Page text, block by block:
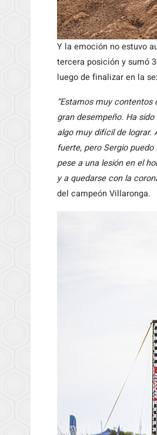
Y la emoción no estuvo
tercera posición y sumó
luego de finalizar en la
“Estamos muy
gran desempeño. Ha
algo muy difícil de lograr.
fuerte, pero Sergio
pese a una lesión en el
y a quedarse con la
del campeón Villaronga.